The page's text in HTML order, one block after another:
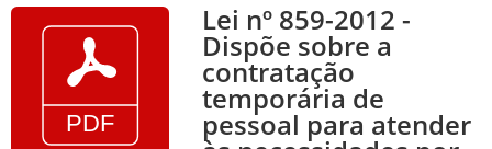
Lei nº 859-2012 -
Dispõe sobre a
contratação
temporária de
pessoal para atender